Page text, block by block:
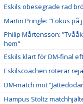
Eskils obesegrade rad
Martin Pringle: "Fokus på
Philip Mårtensson:
hem"
Eskils klart för DM-final
Eskilscoachen roterar
DM-match mot
Hampus Stoltz